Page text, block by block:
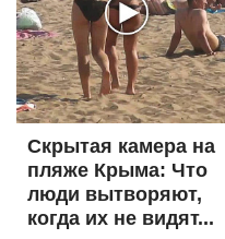
Скрытая камера на
пляже Крыма: Что
люди вытворяют,
когда их не видят...